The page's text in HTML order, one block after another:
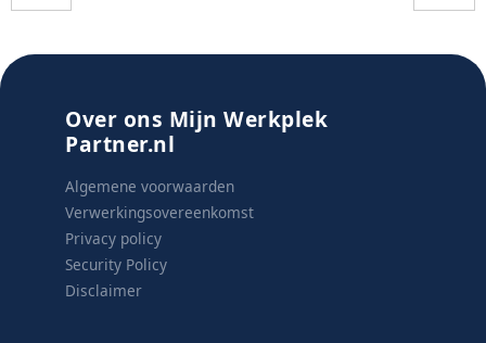
Over ons Mijn Werkplek
Partner.nl
Algemene voorwaarden
Verwerkingsovereenkomst
Privacy policy
Security Policy
Disclaimer